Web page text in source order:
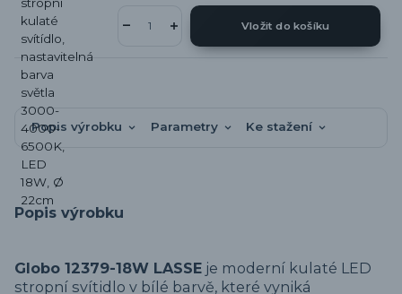
Vložit do košíku
Popis výrobku Parametry Ke stažení
Popis výrobku
Globo 12379-18W LASSE je moderní kulaté LED
stropní svítidlo v bílé barvě, které vyniká